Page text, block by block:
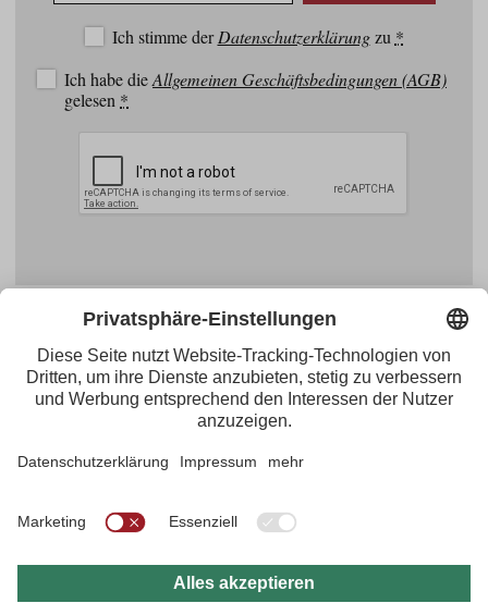
Ich stimme derDatenschutzerklärungzu *
Ich habe dieAllgemeinen Geschäftsbedingungen (AGB)
gelesen *
Tirol Werbung
Maria-Theresien-Straße 55 · 6020 Innsbruck
+43.512.5320-656· presse@tirol.at
RSS-Feeds
Impressum
Datenschutzerklärung
Barrierefreiheitserklärung
Instagram